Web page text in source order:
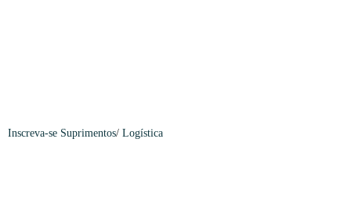
Inscreva-se Suprimentos/ Logística